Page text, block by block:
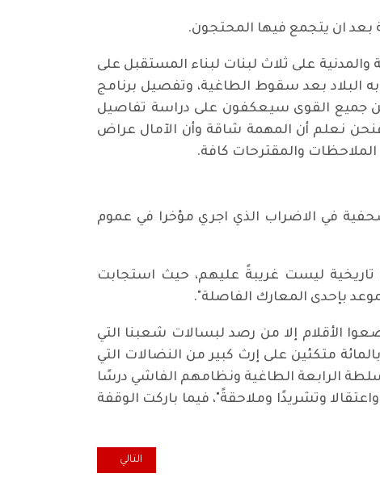
بعد ان يتجمع فيها المحتجون.
على ثلاث لبنات لبناء المستقبل على
به البلاد بعد سقوط الطاغية، وتفصيل برنامج
من جميع القوى سيعكفون على دراسة تفاصيل
فنحن نعلم أن المهمة شاقة وأن الآمال عراض
والمقترحات كافة.
الأول، تجاوز نسبة الـ 90 بالمائة من الكوادر الصحفية في الاضراب الذي اجري مؤخرا في عموم
ليست غريبةً عليهم، حيث استجابت
بإحدى المعارك الفاصلة".
الأقلام إلا من رصد لبسالات شعبنا التي
فرضت نفسها على وسائل الإعلام العالمية لتتخطى نسبة نجاح إضراب الصحفيين اليوم حاجز الـ90 بالمائة متكئين على إرث كبير من النضالات التي
الرابعة الطاغية ونظامهم الفاشي درسًا
وتشريدًا وملاحقةً"، فيما باركت الوقفة
المقال التالي: قيادة تحالف
التالي